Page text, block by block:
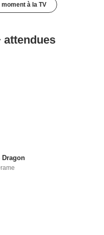
à la TV
attendues
Dragon